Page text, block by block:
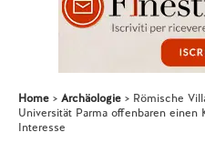
Home Archäologie
Römische
Universität Parma offenbaren
Interesse